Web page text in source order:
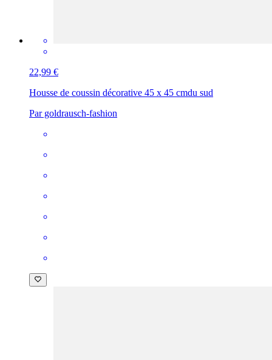
22,99 €
Housse de coussin décorative 45 x 45 cmdu sud
Par goldrausch-fashion